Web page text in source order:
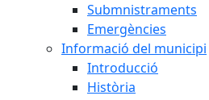
Submnistraments
Emergències
Informació del municipi
Introducció
Història